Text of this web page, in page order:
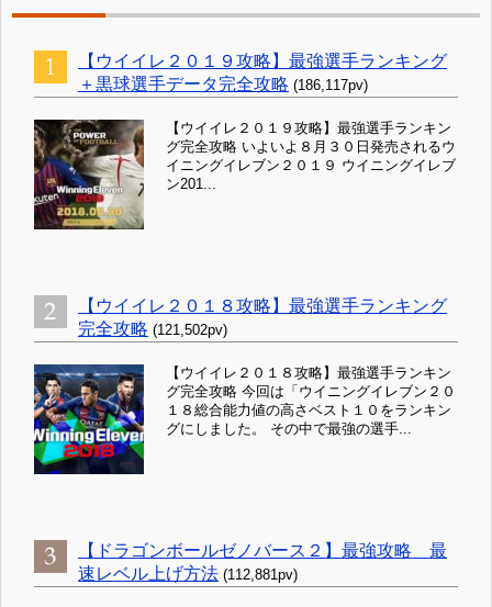
【ウイイレ２０１９攻略】最強選手ランキング
＋黒球選手データ完全攻略 (186,117pv)
【ウイイレ２０１９攻略】最強選手ランキン
グ完全攻略 いよいよ８月３０日発売されるウ
イニングイレブン２０１９ ウイニングイレブ
ン201...
【ウイイレ２０１８攻略】最強選手ランキング
完全攻略 (121,502pv)
【ウイイレ２０１８攻略】最強選手ランキン
グ完全攻略 今回は「ウイニングイレブン２０
１８総合能力値の高さベスト１０をランキン
グにしました。 その中で最強の選手...
【ドラゴンボールゼノバース２】最強攻略 最
速レベル上げ方法 (112,881pv)